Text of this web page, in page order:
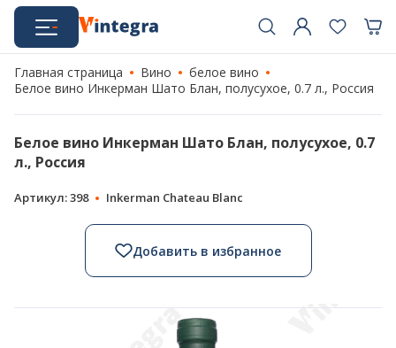
Главная страница Вино
белое вино
Белое вино Инкерман Шато Блан, полусухое, 0.7 л., Россия
Белое вино Инкерман Шато Блан, полусухое, 0.7
л., Россия
Артикул: 398 Inkerman Chateau Blanc
Добавить в избранное